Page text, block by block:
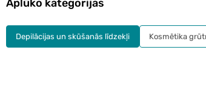
Aplūko kategorijas
Depilācijas un skūšanās līdzekļi Kosmētika